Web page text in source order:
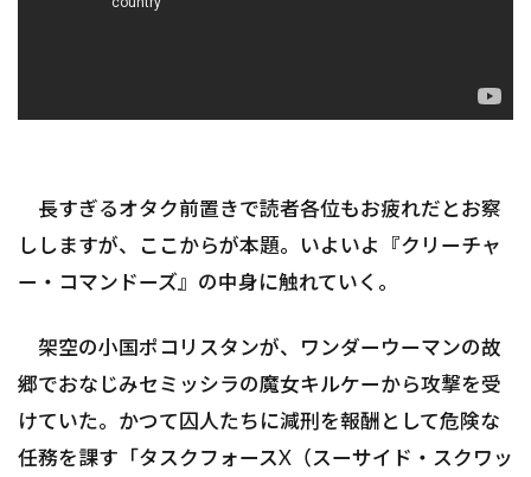
長すぎるオタク前置きで読者各位もお疲れだとお察
ししますが、ここからが本題。いよいよ『クリーチャ
ー・コマンドーズ』の中身に触れていく。
架空の小国ポコリスタンが、ワンダーウーマンの故
郷でおなじみセミッシラの魔女キルケーから攻撃を受
けていた。かつて囚人たちに減刑を報酬として危険な
任務を課す「タスクフォースX（スーサイド・スクワッ